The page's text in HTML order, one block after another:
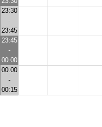
23:30
-
23:45
23:45
-
00:00
00:00
-
00:15